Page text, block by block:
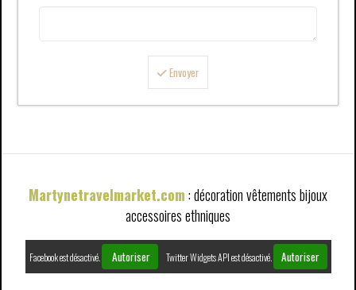
Envoyer
Martynetravelmarket.com: décoration vêtements bijoux
accessoires ethniques
Facebook est désactivé. Autoriser Twitter Widgets API est désactivé. Autoriser